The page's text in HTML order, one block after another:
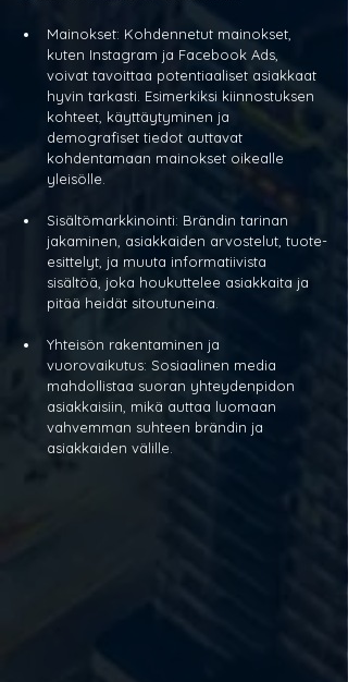
Mainokset: Kohdennetut mainokset,
kuten Instagram ja Facebook Ads,
voivat tavoittaa potentiaaliset asiakkaat
hyvin tarkasti. Esimerkiksi kiinnostuksen
kohteet, käyttäytyminen ja
demografiset tiedot auttavat
kohdentamaan mainokset oikealle
yleisölle.
Sisältömarkkinointi: Brändin tarinan
jakaminen, asiakkaiden arvostelut, tuote-
esittelyt, ja muuta informatiivista
sisältöä, joka houkuttelee asiakkaita ja
pitää heidät sitoutuneina.
Yhteisön rakentaminen ja
vuorovaikutus: Sosiaalinen media
mahdollistaa suoran yhteydenpidon
asiakkaisiin, mikä auttaa luomaan
vahvemman suhteen brändin ja
asiakkaiden välille.